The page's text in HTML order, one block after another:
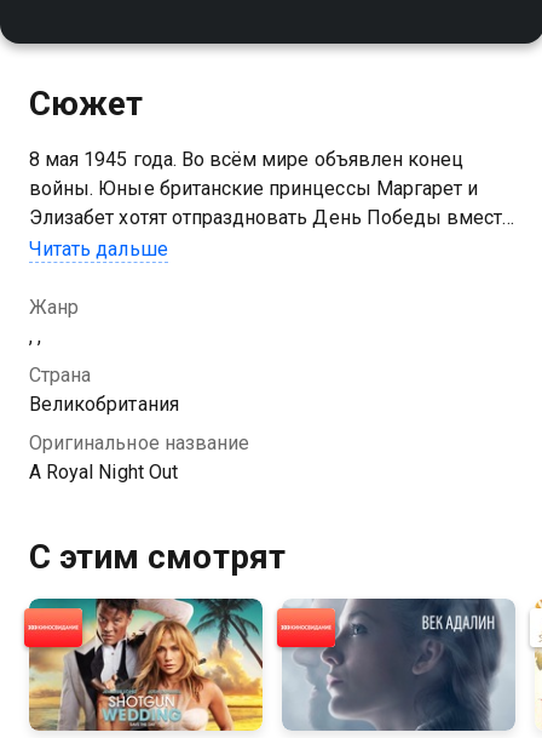
Сюжет
8 мая 1945 года. Во всём мире объявлен конец
войны. Юные британские принцессы Маргарет и
Элизабет хотят отпраздновать День Победы вместе
со всеми и сбегают в этот вечер из Букингемского
Читать дальше
Жанр
, ,
Страна
Великобритания
Оригинальное название
A Royal Night Out
С этим смотрят